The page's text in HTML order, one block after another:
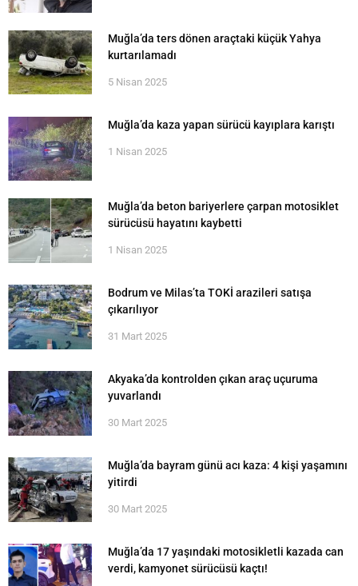
Muğla’da ters dönen araçtaki küçük Yahya
kurtarılamadı
5 Nisan 2025
Muğla’da kaza yapan sürücü kayıplara karıştı
1 Nisan 2025
Muğla’da beton bariyerlere çarpan motosiklet
sürücüsü hayatını kaybetti
1 Nisan 2025
Bodrum ve Milas’ta TOKİ arazileri satışa
çıkarılıyor
31 Mart 2025
Akyaka’da kontrolden çıkan araç uçuruma
yuvarlandı
30 Mart 2025
Muğla’da bayram günü acı kaza: 4 kişi yaşamını
yitirdi
30 Mart 2025
Muğla’da 17 yaşındaki motosikletli kazada can
verdi, kamyonet sürücüsü kaçtı!